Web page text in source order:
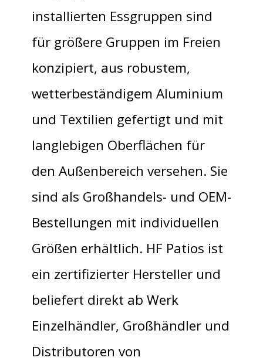
installierten Essgruppen sind
für größere Gruppen im Freien
konzipiert, aus robustem,
wetterbeständigem Aluminium
und Textilien gefertigt und mit
langlebigen Oberflächen für
den Außenbereich versehen. Sie
sind als Großhandels- und OEM-
Bestellungen mit individuellen
Größen erhältlich. HF Patios ist
ein zertifizierter Hersteller und
beliefert direkt ab Werk
Einzelhändler, Großhändler und
Distributoren von